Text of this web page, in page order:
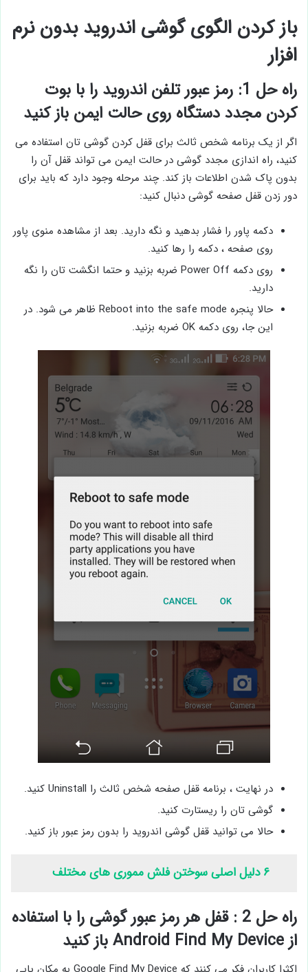
باز کردن الگوی گوشی اندروید بدون نرم
افزار
راه حل 1: رمز عبور تلفن اندروید را با بوت
کردن مجدد دستگاه روی حالت ایمن باز کنید
اگر از یک برنامه شخص ثالث برای قفل کردن گوشی تان استفاده می
کنید، راه اندازی مجدد گوشی در حالت ایمن می تواند قفل آن را
بدون پاک شدن اطلاعات باز کند. چند مرحله وجود دارد که باید برای
دور زدن قفل صفحه گوشی دنبال کنید:
دکمه پاور را فشار بدهید و نگه دارید. بعد از مشاهده منوی پاور
روی صفحه ، دکمه را رها کنید.
روی دکمه Power Off ضربه بزنید و حتما انگشت تان را نگه
دارید.
حالا پنجره Reboot into the safe mode ظاهر می شود. در
این جا، روی دکمه OK ضربه بزنید.
در نهایت ، برنامه قفل صفحه شخص ثالث را Uninstall کنید.
گوشی تان را ریستارت کنید.
حالا می توانید قفل گوشی اندروید را بدون رمز عبور باز کنید.
۶ دلیل اصلی سوختن فلش مموری های مختلف
راه حل 2 : قفل هر رمز عبور گوشی را با استفاده
از Android Find My Device باز کنید